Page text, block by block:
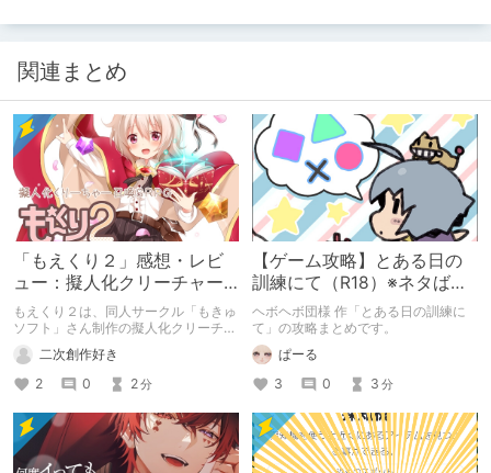
関連まとめ
「もえくり２」感想・レビ
ュー：擬人化クリーチャー
召喚SRPG
もえくり２は、同人サークル「もきゅ
ソフト」さん制作の擬人化クリーチャ
二次創作好き
2
0 2分
【ゲーム攻略】とある日の
訓練にて（R18）※ネタばれ
注意
ヘボヘボ団様 作「とある日の訓練に
て」の攻略まとめです。
ぱーる
3
0 3 分